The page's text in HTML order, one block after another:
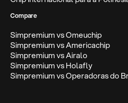
Compare
Simpremium vs Omeuchip
Simpremium vs Americachip
Simpremium vs Airalo
Simpremium vs Holafly
Simpremium vs Operadoras do